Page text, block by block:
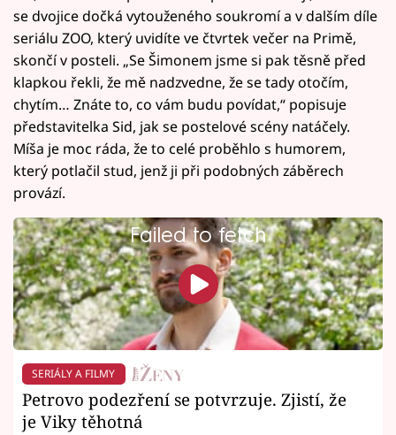
se dvojice dočká vytouženého soukromí a v dalším díle
seriálu ZOO, který uvidíte ve čtvrtek večer na Primě,
skončí v posteli. „Se Šimonem jsme si pak těsně před
klapkou řekli, že mě nadzvedne, že se tady otočím,
chytím… Znáte to, co vám budu povídat,“ popisuje
představitelka Sid, jak se postelové scény natáčely.
Míša je moc ráda, že to celé proběhlo s humorem,
který potlačil stud, jenž ji při podobných záběrech
provází.
Failed to fetch
SERIÁLY A FILMY
Petrovo podezření se potvrzuje. Zjistí, že
je Viky těhotná